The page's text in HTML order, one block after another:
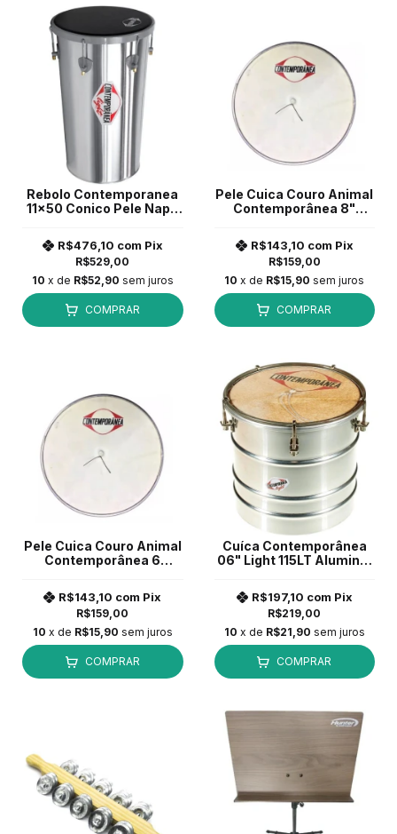
Rebolo Contemporanea
11x50 Conico Pele Napa
R$529,00
R$476,10 com Pix
10 x de R$52,90 sem juros
COMPRAR
Pele Cuica Couro Animal
Contemporânea 8"
R$159,00
R$143,10 com Pix
10 x de R$15,90 sem juros
COMPRAR
Pele Cuica Couro Animal
Contemporânea 6
R$159,00
R$143,10 com Pix
10 x de R$15,90 sem juros
COMPRAR
Cuíca Contemporânea
06" Light 115LT Aluminio
R$219,00
R$197,10 com Pix
10 x de R$21,90 sem juros
COMPRAR